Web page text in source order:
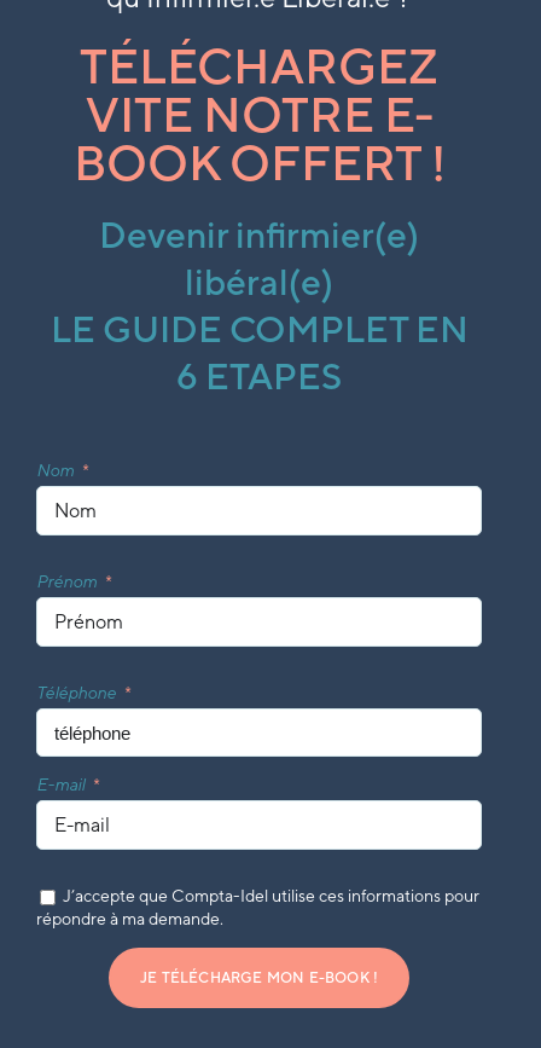
TÉLÉCHARGEZ
VITE NOTRE E-
BOOK OFFERT !
Devenir infirmier(e)
libéral(e)
LE GUIDE COMPLET EN
6 ETAPES
Nom
Prénom
Téléphone
E-mail
J’accepte que Compta-Idel utilise ces informations pour
répondre à ma demande.
JE TÉLÉCHARGE MON E-BOOK !